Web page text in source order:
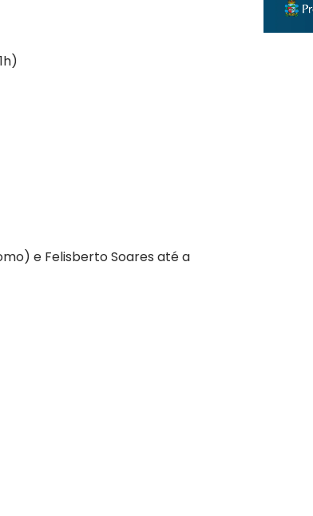
e Felisberto Soares até a